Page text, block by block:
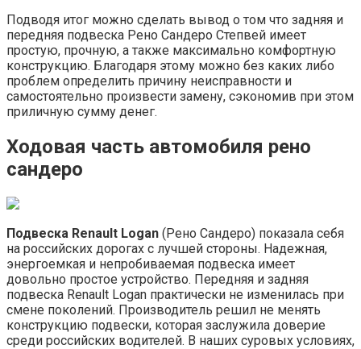
Подводя итог можно сделать вывод о том что задняя и
передняя подвеска Рено Сандеро Степвей имеет
простую, прочную, а также максимально комфортную
конструкцию. Благодаря этому можно без каких либо
проблем определить причину неисправности и
самостоятельно произвести замену, сэкономив при этом
приличную сумму денег.
Ходовая часть автомобиля рено
сандеро
Подвеска Renault Logan (Рено Сандеро) показала себя
на российских дорогах с лучшей стороны. Надежная,
энергоемкая и непробиваемая подвеска имеет
довольно простое устройство. Передняя и задняя
подвеска Renault Logan практически не изменилась при
смене поколений. Производитель решил не менять
конструкцию подвески, которая заслужила доверие
среди российских водителей. В наших суровых условиях,